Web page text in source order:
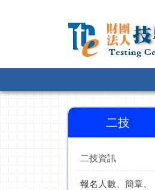
二技
二技資訊
報名人數、簡章、